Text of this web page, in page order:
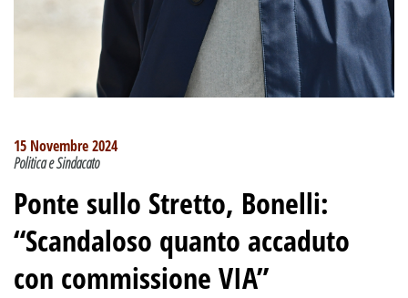
15 Novembre 2024
Politica e Sindacato
Ponte sullo Stretto, Bonelli:
“Scandaloso quanto accaduto
con commissione VIA”